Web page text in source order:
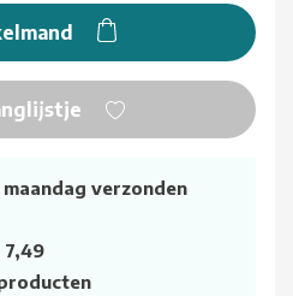
verzonden
7,49